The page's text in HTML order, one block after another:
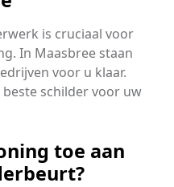
is cruciaal voor
In Maasbree staan
voor u klaar.
schilder voor uw
toe aan